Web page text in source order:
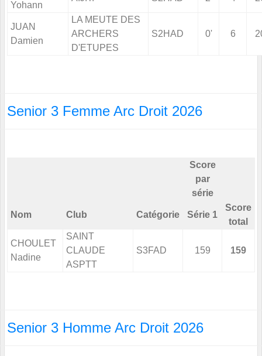
Yohann
JUAN
Damien
LA MEUTE DES
ARCHERS
D'ETUPES
S2HAD 0' 6
Senior 3 Femme Arc Droit 2026
Score
par
série
Nom Club Catégorie Série 1
Score
total
CHOULET
Nadine
SAINT
CLAUDE
ASPTT
S3FAD 159 159
Senior 3 Homme Arc Droit 2026